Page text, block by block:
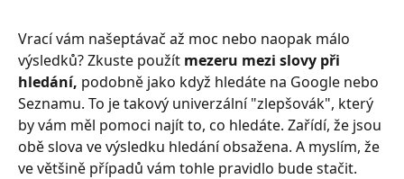
Vrací vám našeptávač až moc nebo naopak málo
výsledků? Zkuste použít mezeru mezi slovy při
hledání, podobně jako když hledáte na Google nebo
Seznamu. To je takový univerzální "zlepšovák", který
by vám měl pomoci najít to, co hledáte. Zařídí, že jsou
obě slova ve výsledku hledání obsažena. A myslím, že
ve většině případů vám tohle pravidlo bude stačit.